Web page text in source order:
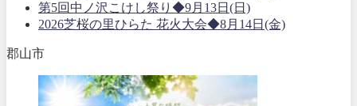
第5回中ノ沢こけし祭り◆9月13日(日)
2026芝桜の里ひらた 花火大会◆8月14日(金)
郡山市